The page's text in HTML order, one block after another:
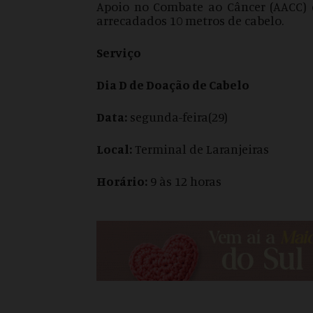
Apoio no Combate ao Câncer
arrecadados 10 metros de cabelo.
Serviço
Dia D de Doação de Cabelo
Data: segunda-feira(29)
Local: Terminal de Laranjeiras
Horário: 9 às 12 horas